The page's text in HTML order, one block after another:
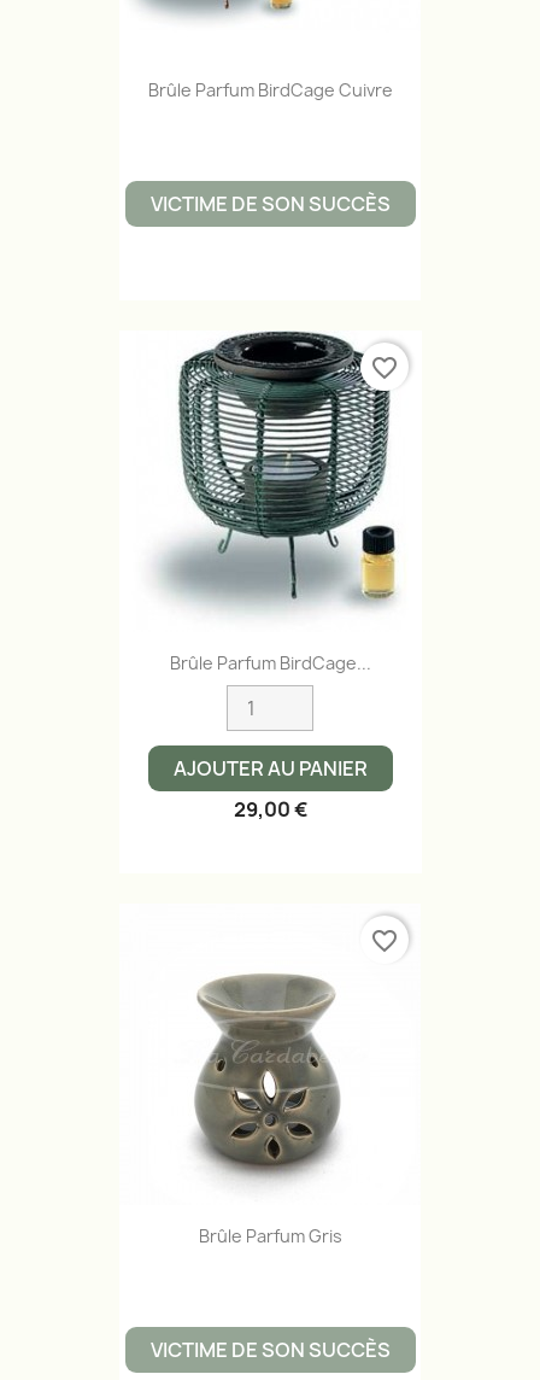
Brûle Parfum BirdCage Cuivre
VICTIME DE SON SUCCÈS
Brûle Parfum BirdCage...
AJOUTER AU PANIER
29,00 €
favorite_border
Brûle Parfum Gris
VICTIME DE SON SUCCÈS
favorite_border